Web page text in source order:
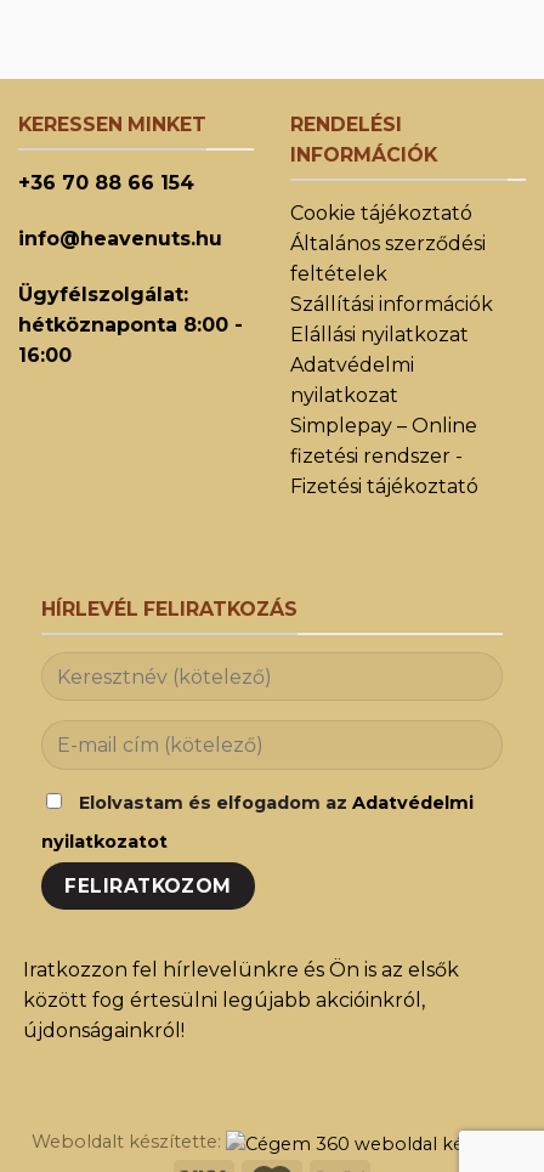
KERESSEN MINKET
+36 70 88 66 154
info@heavenuts.hu
Ügyfélszolgálat:
hétköznaponta 8:00 -
16:00
RENDELÉSI
INFORMÁCIÓK
Cookie tájékoztató
Általános szerződési
feltételek
Szállítási információk
Elállási nyilatkozat
Adatvédelmi
nyilatkozat
Simplepay – Online
fizetési rendszer -
Fizetési tájékoztató
HÍRLEVÉL FELIRATKOZÁS
Elolvastam és elfogadom az Adatvédelmi
nyilatkozatot
Iratkozzon fel hírlevelünkre és Ön is az elsők
között fog értesülni legújabb akcióinkról,
újdonságainkról!
Weboldalt készítette: